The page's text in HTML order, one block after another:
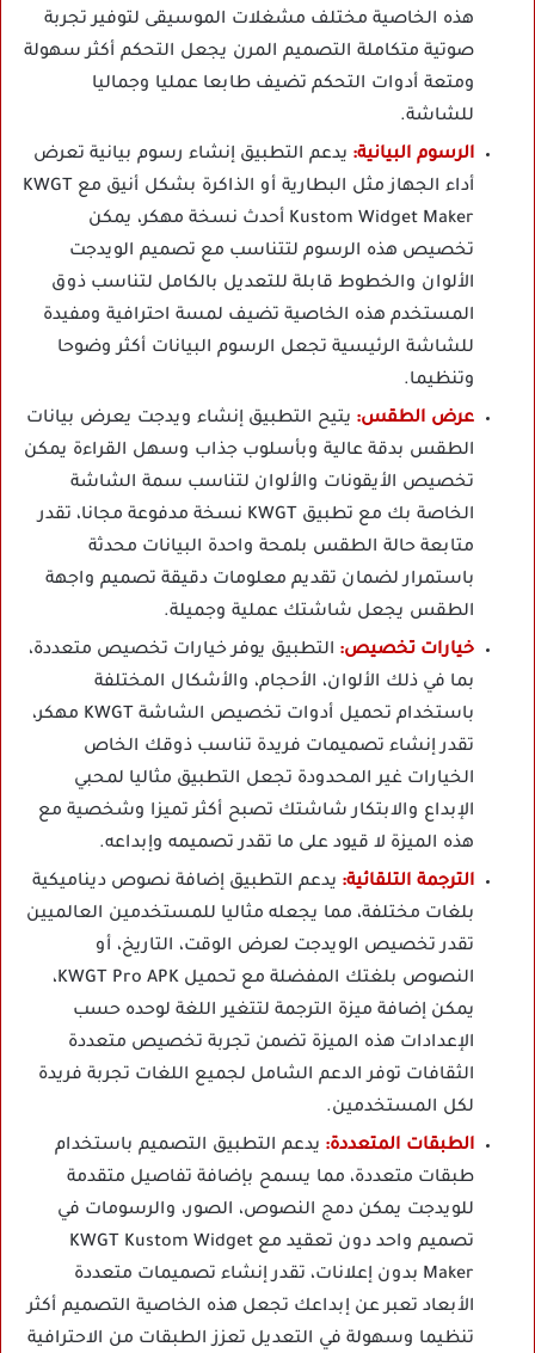
هذه الخاصية مختلف مشغلات الموسيقى لتوفير تجربة
صوتية متكاملة التصميم المرن يجعل التحكم أكثر سهولة
ومتعة أدوات التحكم تضيف طابعا عمليا وجماليا
للشاشة.
الرسوم البيانية: يدعم التطبيق إنشاء رسوم بيانية تعرض
أداء الجهاز مثل البطارية أو الذاكرة بشكل أنيق مع KWGT
Kustom Widget Maker أحدث نسخة مهكر، يمكن
تخصيص هذه الرسوم لتتناسب مع تصميم الويدجت
الألوان والخطوط قابلة للتعديل بالكامل لتناسب ذوق
المستخدم هذه الخاصية تضيف لمسة احترافية ومفيدة
للشاشة الرئيسية تجعل الرسوم البيانات أكثر وضوحا
وتنظيما.
عرض الطقس: يتيح التطبيق إنشاء ويدجت يعرض بيانات
الطقس بدقة عالية وبأسلوب جذاب وسهل القراءة يمكن
تخصيص الأيقونات والألوان لتناسب سمة الشاشة
الخاصة بك مع تطبيق KWGT نسخة مدفوعة مجانا، تقدر
متابعة حالة الطقس بلمحة واحدة البيانات محدثة
باستمرار لضمان تقديم معلومات دقيقة تصميم واجهة
الطقس يجعل شاشتك عملية وجميلة.
خيارات تخصيص: التطبيق يوفر خيارات تخصيص متعددة،
بما في ذلك الألوان، الأحجام، والأشكال المختلفة
باستخدام تحميل أدوات تخصيص الشاشة KWGT مهكر،
تقدر إنشاء تصميمات فريدة تناسب ذوقك الخاص
الخيارات غير المحدودة تجعل التطبيق مثاليا لمحبي
الإبداع والابتكار شاشتك تصبح أكثر تميزا وشخصية مع
هذه الميزة لا قيود على ما تقدر تصميمه وإبداعه.
الترجمة التلقائية: يدعم التطبيق إضافة نصوص ديناميكية
بلغات مختلفة، مما يجعله مثاليا للمستخدمين العالميين
تقدر تخصيص الويدجت لعرض الوقت، التاريخ، أو
النصوص بلغتك المفضلة مع تحميل KWGT Pro APK،
يمكن إضافة ميزة الترجمة لتتغير اللغة لوحده حسب
الإعدادات هذه الميزة تضمن تجربة تخصيص متعددة
الثقافات توفر الدعم الشامل لجميع اللغات تجربة فريدة
لكل المستخدمين.
الطبقات المتعددة: يدعم التطبيق التصميم باستخدام
طبقات متعددة، مما يسمح بإضافة تفاصيل متقدمة
للويدجت يمكن دمج النصوص، الصور، والرسومات في
تصميم واحد دون تعقيد مع KWGT Kustom Widget
Maker بدون إعلانات، تقدر إنشاء تصميمات متعددة
الأبعاد تعبر عن إبداعك تجعل هذه الخاصية التصميم أكثر
تنظيما وسهولة في التعديل تعزز الطبقات من الاحترافية